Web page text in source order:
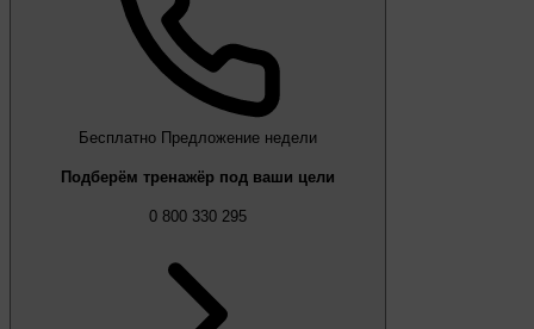
Бесплатно Предложение недели
Подберём тренажёр под ваши цели
0 800 330 295